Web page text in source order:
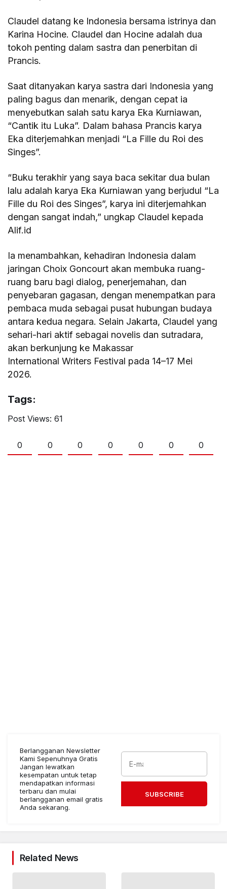
Claudel datang ke Indonesia bersama istrinya dan
Karina Hocine. Claudel dan Hocine adalah dua
tokoh penting dalam sastra dan penerbitan di
Prancis.
Saat ditanyakan karya sastra dari Indonesia yang
paling bagus dan menarik, dengan cepat ia
menyebutkan salah satu karya Eka Kurniawan,
“Cantik itu Luka”. Dalam bahasa Prancis karya
Eka diterjemahkan menjadi “La Fille du Roi des
Singes”.
“Buku terakhir yang saya baca sekitar dua bulan
lalu adalah karya Eka Kurniawan yang berjudul “La
Fille du Roi des Singes”, karya ini diterjemahkan
dengan sangat indah,” ungkap Claudel kepada
Alif.id
Ia menambahkan, kehadiran Indonesia dalam
jaringan Choix Goncourt akan membuka ruang-
ruang baru bagi dialog, penerjemahan, dan
penyebaran gagasan, dengan menempatkan para
pembaca muda sebagai pusat hubungan budaya
antara kedua negara. Selain Jakarta, Claudel yang
sehari-hari aktif sebagai novelis dan sutradara,
akan berkunjung ke Makassar
International Writers Festival pada 14–17 Mei
2026.
Tags:
Post Views: 61
0 0 0 0 0 0 0
Berlangganan Newsletter
Kami Sepenuhnya Gratis
Jangan lewatkan
kesempatan untuk tetap
mendapatkan informasi
terbaru dan mulai
berlangganan email gratis
Anda sekarang.
SUBSCRIBE
Related News